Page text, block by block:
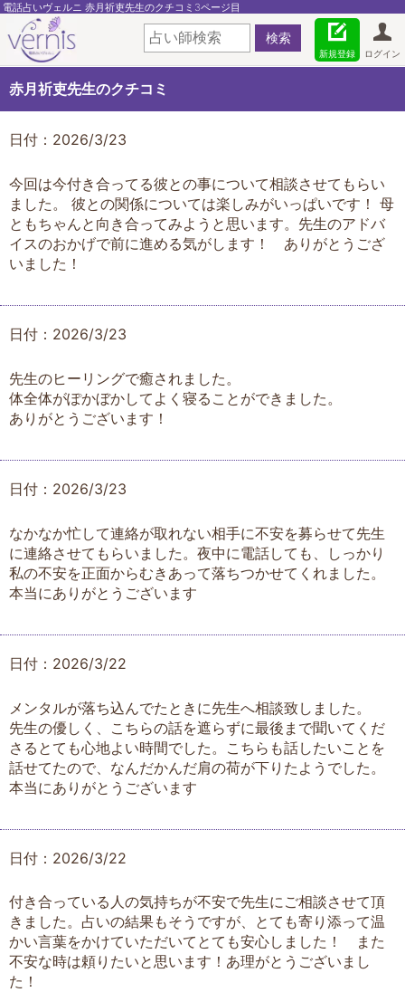
電話占いヴェルニ 赤月祈吏先生のクチコミ3ページ目
ログイン
新規登録
赤月祈吏先生のクチコミ
日付：2026/3/23
今回は今付き合ってる彼との事について相談させてもらい
ました。 彼との関係については楽しみがいっぱいです！ 母
ともちゃんと向き合ってみようと思います。先生のアドバ
イスのおかげで前に進める気がします！ ありがとうござ
いました！
日付：2026/3/23
先生のヒーリングで癒されました。
体全体がぽかぼかしてよく寝ることができました。
ありがとうございます！
日付：2026/3/23
なかなか忙して連絡が取れない相手に不安を募らせて先生
に連絡させてもらいました。夜中に電話しても、しっかり
私の不安を正面からむきあって落ちつかせてくれました。
本当にありがとうございます
日付：2026/3/22
メンタルが落ち込んでたときに先生へ相談致しました。
先生の優しく、こちらの話を遮らずに最後まで聞いてくだ
さるとても心地よい時間でした。こちらも話したいことを
話せてたので、なんだかんだ肩の荷が下りたようでした。
本当にありがとうございます
日付：2026/3/22
付き合っている人の気持ちが不安で先生にご相談させて頂
きました。占いの結果もそうですが、とても寄り添って温
かい言葉をかけていただいてとても安心しました！ また
不安な時は頼りたいと思います！あ理がとうございまし
た！